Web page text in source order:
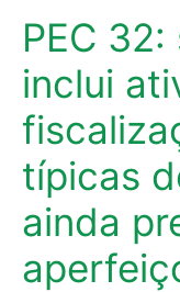
PEC
inclui
típicas
ainda